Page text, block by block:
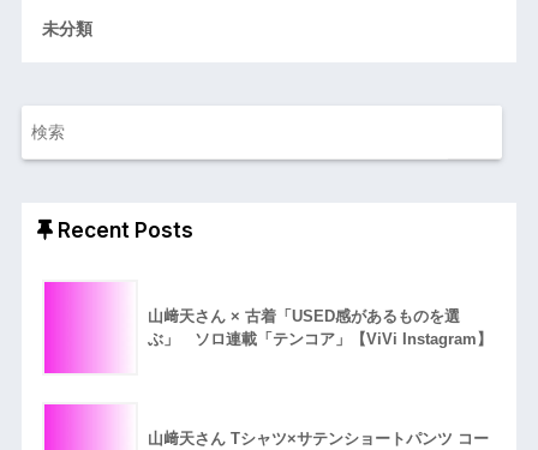
未分類
Recent Posts
山﨑天さん × 古着「USED感があるものを選
ぶ」 ソロ連載「テンコア」【ViVi Instagram】
山﨑天さん Tシャツ×サテンショートパンツ コー